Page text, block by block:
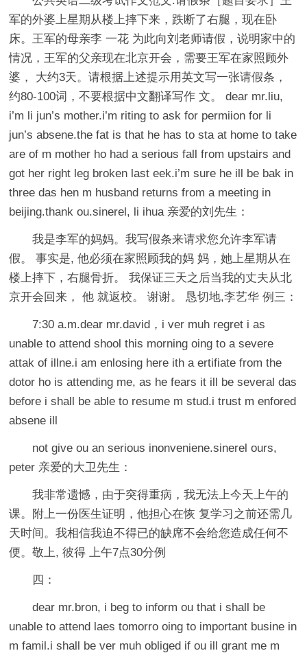
军的外婆上星期从楼上摔下来，跌断了右腿，现在卧
床。王军的母亲李 一花 为此向刘老师请假，说明家中的
情况，王军的父亲现在北京开会，需要王军在家照顾外
婆， 大约3天。请根据上述提示用英文写一张请假条，
约80-100词，不要根据中文翻译写作 文。 dear mr.liu,
i’m li jun’s mother.i’m riting to ask for permiion for li
jun’s absene.the fat is that he has to sta at home to take
are of m mother ho had a serious fall from upstairs and
got her right leg broken last eek.i’m sure he ill be bak in
three das hen m husband returns from a meeting in
beijing.thank ou.sinerel, li ihua 亲爱的刘先生：
我是李军的妈妈。我写假条来请求您允许李军请
假。 事实是, 他必须在家照顾我的妈 妈，她上星期从在
楼上摔下，右腿骨折。 我保证三天之后当我的丈夫从北
京开会回来， 他 就返校。 谢谢。 恳切地,李艺华 例三：
7:30 a.m.dear mr.david，i ver muh regret i as
unable to attend shool this morning oing to a severe
attak of illne.i am enlosing here ith a ertifiate from the
dotor ho is attending me, as he fears it ill be several das
before i shall be able to resume m stud.i trust m enfored
absene ill
not give ou an serious inonveniene.sinerel ours,
peter 亲爱的大卫先生：
我非常遗憾，由于突得重病，我无法上今天上午的
课。附上一份医生证明，他担心在恢 复学习之前还需几
天时间。我相信我迫不得已的缺席不会给您造成任何不
便。敬上, 彼得 上午7点30分例
四：
dear mr.bron, i beg to inform ou that i shall be
unable to attend laes tomorro oing to important busine in
m famil.i shall be ver muh obliged if ou ill grant me m